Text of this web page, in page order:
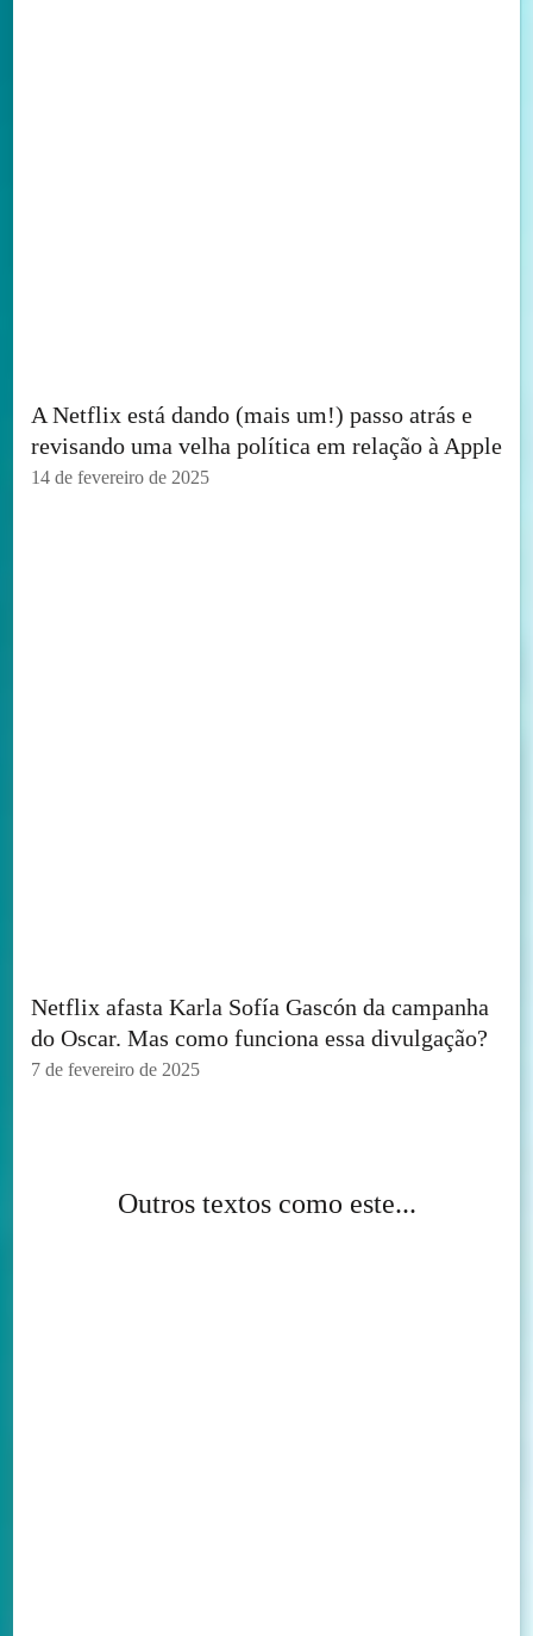
A Netflix está dando (mais um!) passo atrás e
revisando uma velha política em relação à Apple
14 de fevereiro de 2025
Netflix afasta Karla Sofía Gascón da campanha
do Oscar. Mas como funciona essa divulgação?
7 de fevereiro de 2025
Outros textos como este...